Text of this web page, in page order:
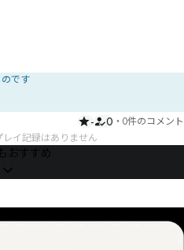
です
- 0 ・ 0件のコメント
イ記録はありません
おすすめ